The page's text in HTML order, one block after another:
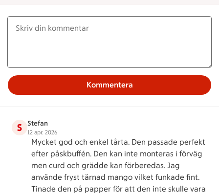
Kommentera
S Stefan
12 apr. 2026
Mycket god och enkel tårta. Den passade perfekt
efter påskbuffén. Den kan inte monteras i förväg
men curd och grädde kan förberedas. Jag
använde fryst tärnad mango vilket funkade fint.
Tinade den på papper för att den inte skulle vara